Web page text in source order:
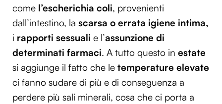
come l’escherichia coli, provenienti
dall’intestino, la scarsa o errata igiene intima,
i rapporti sessuali e l’assunzione di
determinati farmaci. A tutto questo in estate
si aggiunge il fatto che le temperature elevate
ci fanno sudare di più e di conseguenza a
perdere più sali minerali, cosa che ci porta a